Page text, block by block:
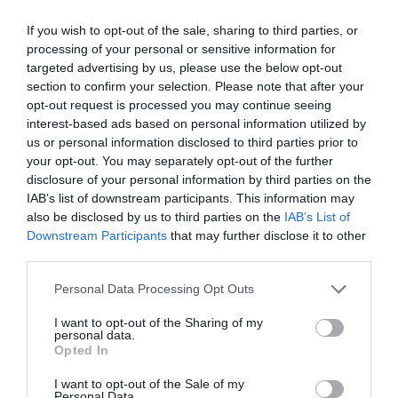
If you wish to opt-out of the sale, sharing to third parties, or
processing of your personal or sensitive information for
targeted advertising by us, please use the below opt-out
section to confirm your selection. Please note that after your
opt-out request is processed you may continue seeing
interest-based ads based on personal information utilized by
us or personal information disclosed to third parties prior to
your opt-out. You may separately opt-out of the further
disclosure of your personal information by third parties on the
IAB’s list of downstream participants. This information may
also be disclosed by us to third parties on the IAB’s List of
Downstream Participants that may further disclose it to other
Personal Data Processing Opt Outs
I want to opt-out of the Sharing of my
personal data.
Opted In
I want to opt-out of the Sale of my
μου. Ακουμπώ στον πάτο, λίγα μέτρα μακρύτερα. Μια
φιγούρα σαν να υλοποιείται μέσα στο «ημίθολο»
υποβρύχιο τοπίο. Δεν είναι μόνη. Πίσω της ακόμα δύο
ψάρια.